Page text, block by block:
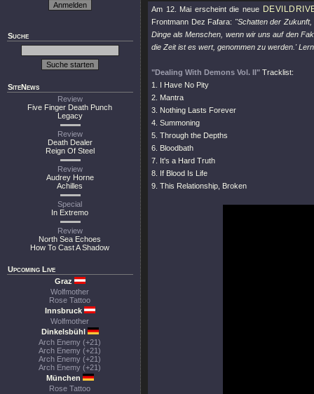
Suche
SiteNews
Review
Five Finger Death Punch
Legacy
Review
Death Dealer
Reign Of Steel
Review
Audrey Horne
Achilles
Special
In Extremo
Review
North Sea Echoes
How To Cast A Shadow
Upcoming Live
Graz
Wolfmother
Rose Tattoo
Innsbruck
Wolfmother
Dinkelsbühl
Arch Enemy (+21)
Arch Enemy (+21)
Arch Enemy (+21)
Arch Enemy (+21)
München
Rose Tattoo
Am 12. Mai erscheint die neue
Frontmann Dez Fafara: "Schatten der
Dinge als Menschen, wenn wir uns auf den
die Zeit ist es wert, genommen zu werden.'
"Dealing With Demons Vol. II" Tracklist:
1. I Have No Pity
2. Mantra
3. Nothing Lasts Forever
4. Summoning
5. Through the Depths
6. Bloodbath
7. It's a Hard Truth
8. If Blood Is Life
9. This Relationship, Broken